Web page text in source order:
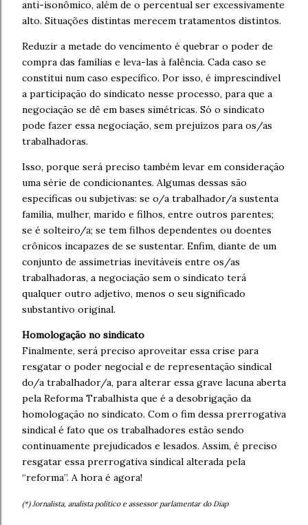
anti-isonômico, além de o percentual ser excessivamente
alto. Situações distintas merecem tratamentos distintos.
Reduzir a metade do vencimento é quebrar o poder de
compra das famílias e leva-las à falência. Cada caso se
constitui num caso específico. Por isso, é imprescindível
a participação do sindicato nesse processo, para que a
negociação se dê em bases simétricas. Só o sindicato
pode fazer essa negociação, sem prejuízos para os/as
trabalhadoras.
Isso, porque será preciso também levar em consideração
uma série de condicionantes. Algumas dessas são
específicas ou subjetivas: se o/a trabalhador/a sustenta
família, mulher, marido e filhos, entre outros parentes;
se é solteiro/a; se tem filhos dependentes ou doentes
crônicos incapazes de se sustentar. Enfim, diante de um
conjunto de assimetrias inevitáveis entre os/as
trabalhadoras, a negociação sem o sindicato terá
qualquer outro adjetivo, menos o seu significado
substantivo original.
Homologação no sindicato
Finalmente, será preciso aproveitar essa crise para
resgatar o poder negocial e de representação sindical
do/a trabalhador/a, para alterar essa grave lacuna aberta
pela Reforma Trabalhista que é a desobrigação da
homologação no sindicato. Com o fim dessa prerrogativa
sindical é fato que os trabalhadores estão sendo
continuamente prejudicados e lesados. Assim, é preciso
resgatar essa prerrogativa sindical alterada pela
“reforma”. A hora é agora!
(*) Jornalista, analista político e assessor parlamentar do Diap